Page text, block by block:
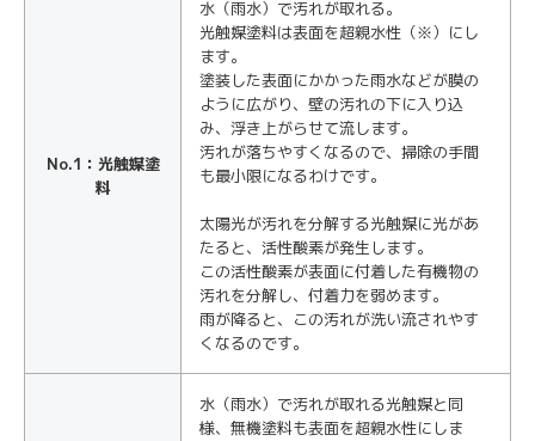
No.1：光触媒塗
料
水（雨水）で汚れが取れる。
光触媒塗料は表面を超親水性（※）にし
ます。
塗装した表面にかかった雨水などが膜の
ように広がり、壁の汚れの下に入り込
み、浮き上がらせて流します。
汚れが落ちやすくなるので、掃除の手間
も最小限になるわけです。
太陽光が汚れを分解する光触媒に光があ
たると、活性酸素が発生します。
この活性酸素が表面に付着した有機物の
汚れを分解し、付着力を弱めます。
雨が降ると、この汚れが洗い流されやす
くなるのです。
水（雨水）で汚れが取れる光触媒と同
様、無機塗料も表面を超親水性にしま